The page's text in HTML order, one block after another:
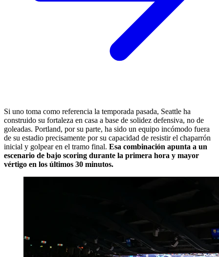
Si uno toma como referencia la temporada pasada, Seattle ha
construido su fortaleza en casa a base de solidez defensiva, no de
goleadas. Portland, por su parte, ha sido un equipo incómodo fuera
de su estadio precisamente por su capacidad de resistir el chaparrón
inicial y golpear en el tramo final. Esa combinación apunta a un
escenario de bajo scoring durante la primera hora y mayor
vértigo en los últimos 30 minutos.